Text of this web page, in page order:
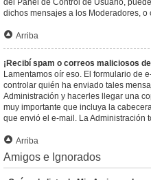
del Panel de Control de Usuario,
dichos mensajes a los Moderadores,
Arriba
¡Recibí spam o correos maliciosos
Lamentamos oír eso. El formulario de
controlar quién ha enviado tales
Administración y hacerles llegar una
muy importante que incluya la
que envió el e-mail. La Administración
Arriba
Amigos e Ignorados